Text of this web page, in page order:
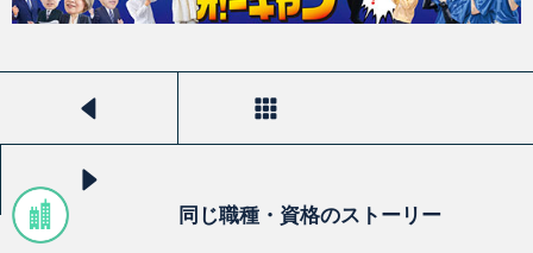
同じ職種・資格のストーリー